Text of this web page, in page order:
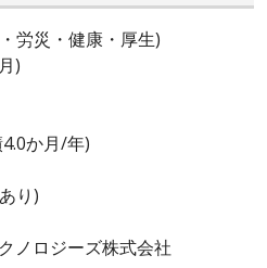
労災・健康・厚生)
)
か月/年)
り)
ノロジーズ株式会社